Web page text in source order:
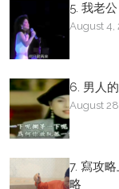
5. 我老公
August 4,
6. 男人
August
7. 寫攻
略